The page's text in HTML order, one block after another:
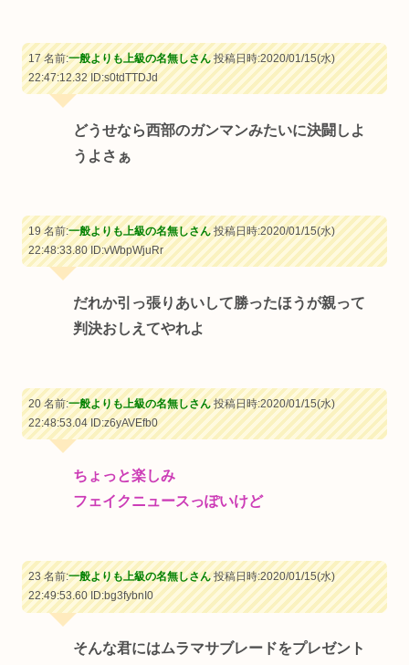
17 名前:一般よりも上級の名無しさん投稿日時:2020/01/15(水)
22:47:12.32ID:s0tdTTDJd
どうせなら西部のガンマンみたいに決闘しよ
うよさぁ
19 名前:一般よりも上級の名無しさん投稿日時:2020/01/15(水)
22:48:33.80ID:vWbpWjuRr
だれか引っ張りあいして勝ったほうが親って
判決おしえてやれよ
20 名前:一般よりも上級の名無しさん投稿日時:2020/01/15(水)
22:48:53.04ID:z6yAVEfb0
ちょっと楽しみ
フェイクニュースっぽいけど
23 名前:一般よりも上級の名無しさん投稿日時:2020/01/15(水)
22:49:53.60ID:bg3fybnI0
そんな君にはムラマサブレードをプレゼント